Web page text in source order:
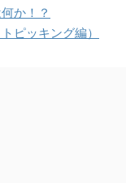
か！？
ピッキング編）